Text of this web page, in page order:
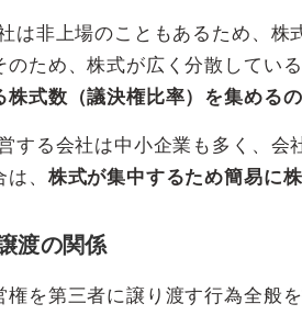
は非上場のこともあるため、株
ため、株式が広く分散してい
株式数（議決権比率）を集める
する会社は中小企業も多く、会
、 株式が集中するため簡易に
渡の関係
を第三者に譲り渡す行為全般